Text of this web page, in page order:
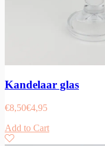
Kandelaar glas
€8,50€4,95
Add to Cart